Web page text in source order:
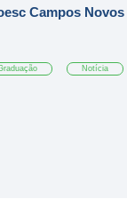
Campos Novos
Notícia